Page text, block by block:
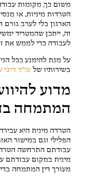
משום כך, מקומות
הטרדות מיניות, או
הארגון בלי לערב גורם
זה, ייתכן שהמטריד
לעבודה כדי לממש את
על מנת להימנע ככל
בשירותיו של עו"ד דיני
מדוע
המתמחה
הטרדה מינית היא
הפלילי וגם במישור
עבודתם התרחשה
מינית במקום עבודתם
מעורך דין המתמחה